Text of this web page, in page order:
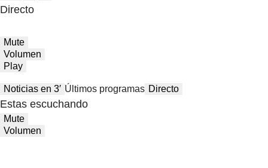
Directo
Mute
Volumen
Play
Noticias en 3′ Últimos programas Directo
Estas escuchando
Mute
Volumen